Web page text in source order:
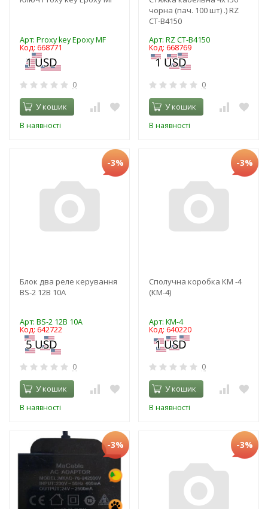
Арт: Proxy key Epoxy MF
Код: 668771
0
У кошик
В наявності
чорна (пач. 100 шт) .) RZ
CT-B4150
Арт: RZ CT-B4150
Код: 668769
0
У кошик
В наявності
-3%
Блок два реле керування
BS-2 12В 10А
Арт: BS-2 12В 10А
Код: 642722
0
У кошик
В наявності
-3%
Сполучна коробка КМ -4
(КМ-4)
Арт: КМ-4
Код: 640220
0
У кошик
В наявності
-3% -3%